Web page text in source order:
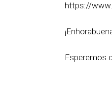
https://
Esperemos